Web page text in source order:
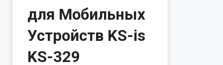
для Мобильных
Устройств KS-is
KS-329